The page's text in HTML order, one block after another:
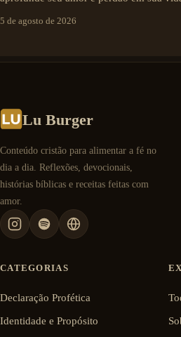
5 de agosto de 2026
Lu Burger
Conteúdo cristão para alimentar a fé no
dia a dia. Reflexões, devocionais,
histórias bíblicas e receitas feitas com
amor.
CATEGORIAS
Declaração Profética
Identidade e Propósito